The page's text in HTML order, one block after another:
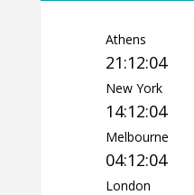
Athens
21:12:05
New York
14:12:05
Melbourne
04:12:05
London